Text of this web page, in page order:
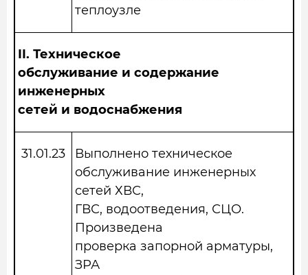
теплоузле
II. Техническое
обслуживание и содержание
инженерных
сетей и водоснабжения
31.01.23
Выполнено техническое
обслуживание инженерных
сетей ХВС,
ГВС, водоотведения, СЦО.
Произведена
проверка запорной арматуры,
ЗРА